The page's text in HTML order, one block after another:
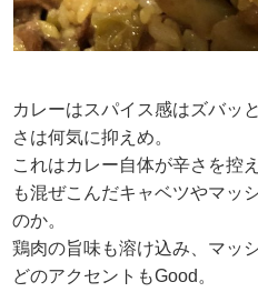
カレーはスパイス感はズバッ
さは何気に抑えめ。
これはカレー自体が辛さを控
も混ぜこんだキャベツやマッ
のか。
鶏肉の旨味も溶け込み、マッ
どのアクセントもGood。